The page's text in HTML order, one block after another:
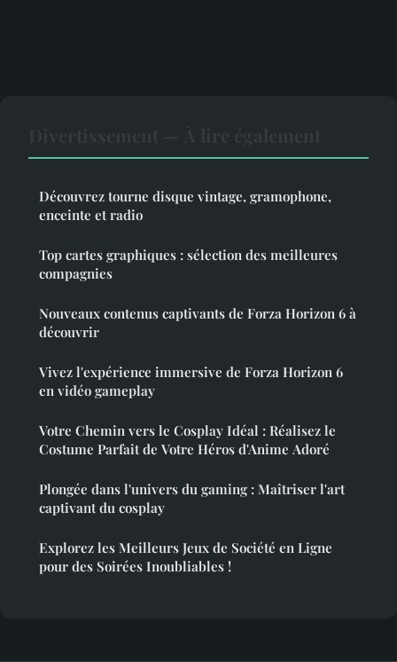
Découvrez tourne disque vintage, gramophone,
enceinte et radio
Top cartes graphiques : sélection des meilleures
compagnies
Nouveaux contenus captivants de Forza Horizon 6 à
découvrir
Vivez l'expérience immersive de Forza Horizon 6
en vidéo gameplay
Votre Chemin vers le Cosplay Idéal : Réalisez le
Costume Parfait de Votre Héros d'Anime Adoré
Plongée dans l'univers du gaming : Maîtriser l'art
captivant du cosplay
Explorez les Meilleurs Jeux de Société en Ligne
pour des Soirées Inoubliables !